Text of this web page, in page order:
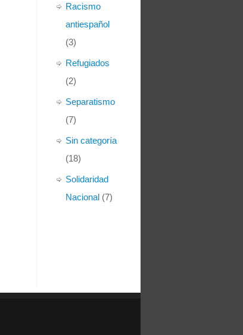
Racismo
antiespañol
(3)
Refugiados
(2)
Separatismo
(7)
Sin categoría
(18)
Solidaridad
Nacional (7)